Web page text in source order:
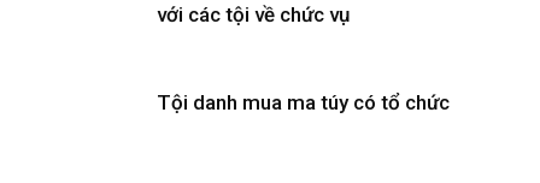
với các tội về chức vụ
Tội danh mua ma túy có tổ chức